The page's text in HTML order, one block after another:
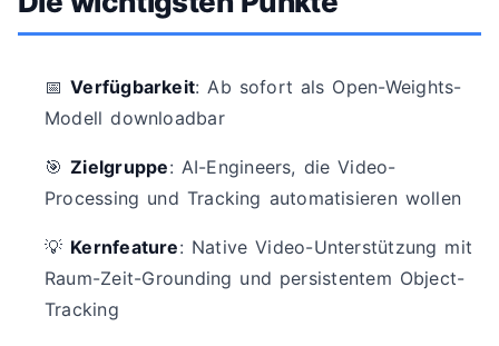
📅Verfügbarkeit: Ab sofort als Open-Weights-
Modell downloadbar
🎯Zielgruppe: AI-Engineers, die Video-
Processing und Tracking automatisieren wollen
💡 Kernfeature: Native Video-Unterstützung mit
Raum-Zeit-Grounding und persistentem Object-
Tracking